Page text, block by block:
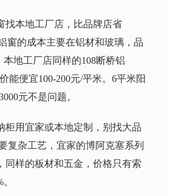
找本地工厂店，比品牌店省
窗的成本主要在铝材和玻璃，品
本地工厂店同样的108断桥铝
能便宜100-200元/平米。6平米阳
元不是问题。
柜用宜家或本地定制，别找大品
复杂工艺，宜家的博阿克塞系列
同样的板材和五金，价格只有索